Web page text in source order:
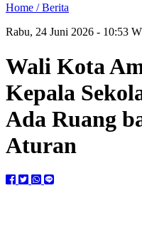
Home /Berita
Rabu, 24 Juni 2026 - 10:53
Wali Kota
Kepala
Ada Ruang
Aturan